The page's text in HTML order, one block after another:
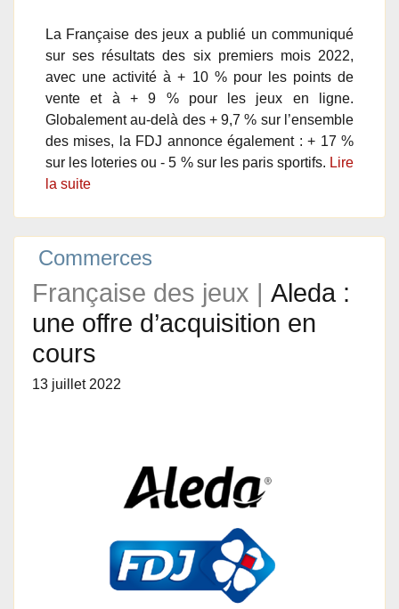
La Française des jeux a publié un communiqué
sur ses résultats des six premiers mois 2022,
avec une activité à + 10 % pour les points de
vente et à + 9 % pour les jeux en ligne.
Globalement au-delà des + 9,7 % sur l’ensemble
des mises, la FDJ annonce également : + 17 %
sur les loteries ou - 5 % sur les paris sportifs. Lire
la suite
Commerces
Française des jeux | Aleda :
une offre d’acquisition en
cours
13 juillet 2022